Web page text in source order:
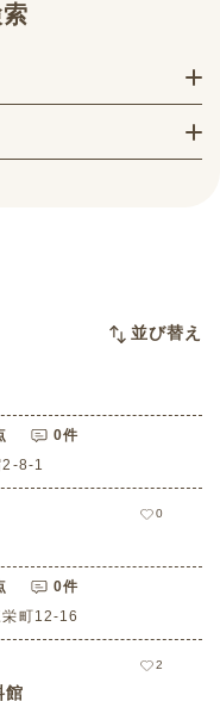
並び替え
0件
2-8-1
0
0件
栄町12-16
2
館